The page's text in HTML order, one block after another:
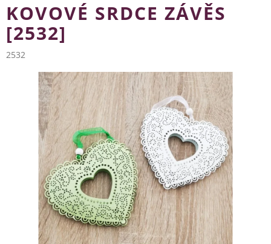
KOVOVÉ SRDCE ZÁVĚS
[2532]
2532